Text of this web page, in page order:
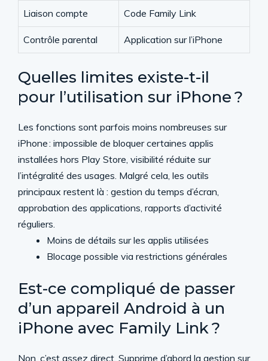
Liaison compte Code Family Link
Contrôle parental Application sur l’iPhone
Quelles limites existe-t-il
pour l’utilisation sur iPhone ?
Les fonctions sont parfois moins nombreuses sur
iPhone : impossible de bloquer certaines applis
installées hors Play Store, visibilité réduite sur
l’intégralité des usages. Malgré cela, les outils
principaux restent là : gestion du temps d’écran,
approbation des applications, rapports d’activité
réguliers.
Moins de détails sur les applis utilisées
Blocage possible via restrictions générales
Est-ce compliqué de passer
d’un appareil Android à un
iPhone avec Family Link ?
Non, c’est assez direct. Supprime d’abord la gestion sur